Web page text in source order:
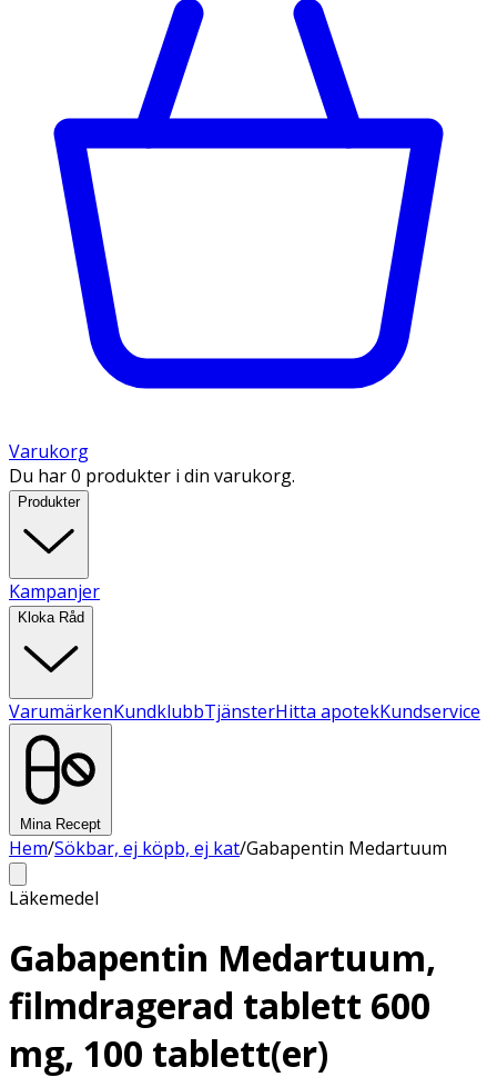
Varukorg
Du har 0 produkter i din varukorg.
Produkter
Kampanjer
Kloka Råd
VarumärkenKundklubbTjänsterHitta apotekKundservice
Mina Recept
Hem/Sökbar, ej köpb, ej kat/Gabapentin Medartuum
Läkemedel
Gabapentin Medartuum,
filmdragerad tablett 600
mg, 100 tablett(er)